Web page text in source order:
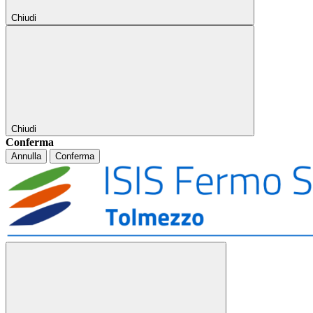
Chiudi
Chiudi
Conferma
Annulla Conferma